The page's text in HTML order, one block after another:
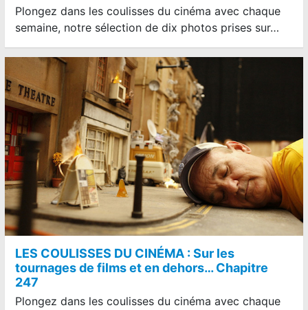
Plongez dans les coulisses du cinéma avec chaque
semaine, notre sélection de dix photos prises sur…
LES COULISSES DU CINÉMA : Sur les
tournages de films et en dehors… Chapitre
247
Plongez dans les coulisses du cinéma avec chaque